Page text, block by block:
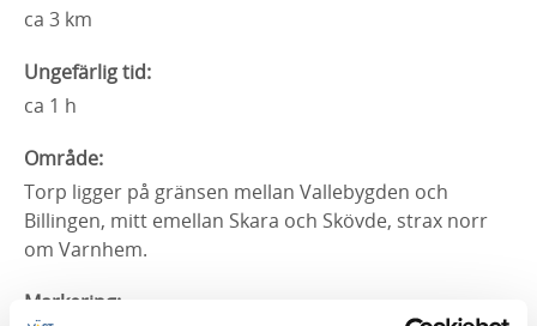
ca 3 km
Ungefärlig tid:
ca 1 h
Område:
Torp ligger på gränsen mellan Vallebygden och
Billingen, mitt emellan Skara och Skövde, strax norr
om Varnhem.
Markering: